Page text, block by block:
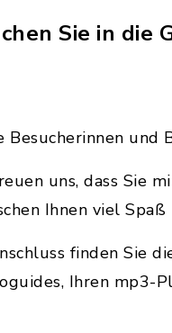
Sie in die
Besucherinnen und
uns, dass Sie
Ihnen viel
finden Sie
Ihren mp3-